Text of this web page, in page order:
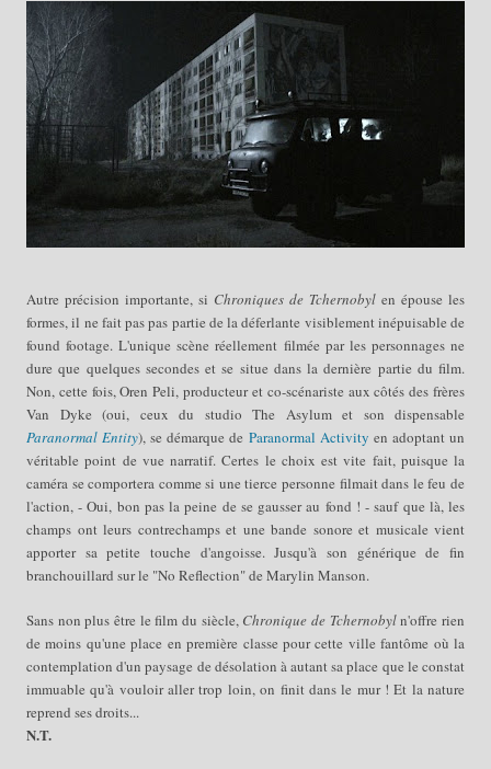
Autre précision importante, si Chroniques de Tchernobyl en épouse les
formes, il ne fait pas pas partie de la déferlante visiblement inépuisable de
found footage. L'unique scène réellement filmée par les personnages ne
dure que quelques secondes et se situe dans la dernière partie du film.
Non, cette fois, Oren Peli, producteur et co-scénariste aux côtés des frères
Van Dyke (oui, ceux du studio The Asylum et son dispensable
Paranormal Entity), se démarque de Paranormal Activity en adoptant un
véritable point de vue narratif. Certes le choix est vite fait, puisque la
caméra se comportera comme si une tierce personne filmait dans le feu de
l'action, - Oui, bon pas la peine de se gausser au fond ! - sauf que là, les
champs ont leurs contrechamps et une bande sonore et musicale vient
apporter sa petite touche d'angoisse. Jusqu'à son générique de fin
branchouillard sur le "No Reflection" de Marylin Manson.
Sans non plus être le film du siècle, Chronique de Tchernobyln'offre rien
de moins qu'une place en première classe pour cette ville fantôme où la
contemplation d'un paysage de désolation à autant sa place que le constat
immuable qu'à vouloir aller trop loin, on finit dans le mur ! Et la nature
reprend ses droits...
N.T.